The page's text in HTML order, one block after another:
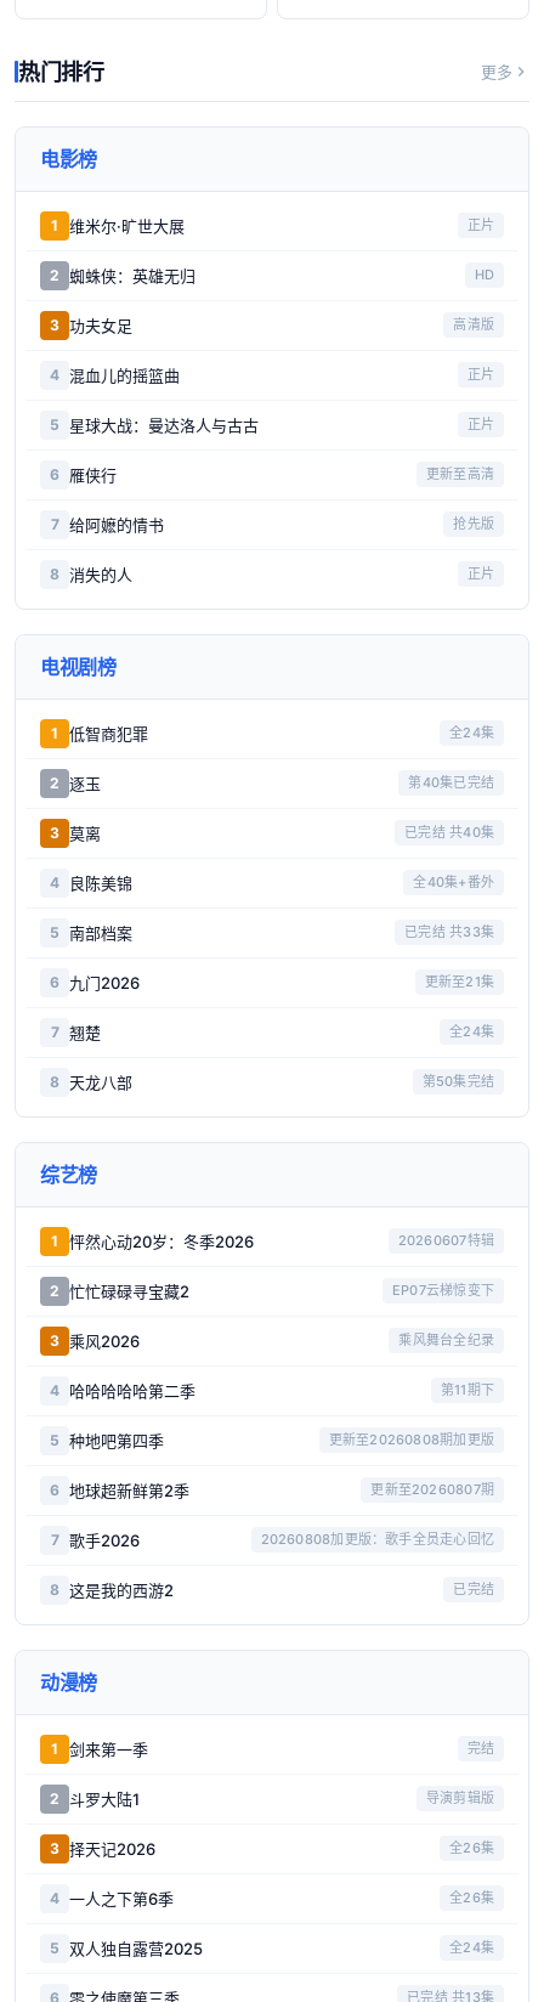
热门排行 更多
电影榜
1 维米尔·旷世大展 正片
2 蜘蛛侠：英雄无归 HD
3 功夫女足 高清版
4 混血儿的摇篮曲 正片
5 星球大战：曼达洛人与古古 正片
6 雁侠行 更新至高清
7 给阿嬷的情书 抢先版
8 消失的人 正片
电视剧榜
1 低智商犯罪 全24集
2 逐玉 第40集已完结
3 莫离 已完结 共40集
4 良陈美锦 全40集+番外
5 南部档案 已完结 共33集
6 九门2026 更新至21集
7 翘楚 全24集
8 天龙八部 第50集完结
综艺榜
1 怦然心动20岁：冬季2026 20260607特辑
2 忙忙碌碌寻宝藏2 EP07云梯惊变下
3 乘风2026 乘风舞台全纪录
4 哈哈哈哈哈第二季 第11期下
5 种地吧第四季 更新至20260808期加更版
6 地球超新鲜第2季 更新至20260807期
7 歌手2026 20260808加更版：歌手全员走心回忆
8 这是我的西游2 已完结
动漫榜
1 剑来第一季 完结
2 斗罗大陆1 导演剪辑版
3 择天记2026 全26集
4 一人之下第6季 全26集
5 双人独自露营2025 全24集
6 零之使魔第三季 已完结 共13集